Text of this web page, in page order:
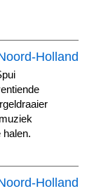
halen.